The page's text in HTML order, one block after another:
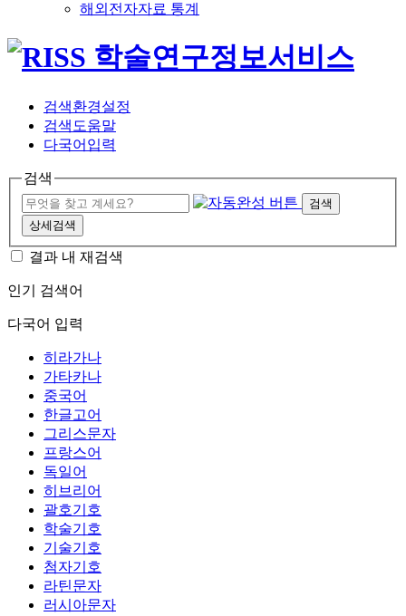
해외전자자료 통계
검색환경설정
검색도움말
다국어입력
검색
검색
상세검색
결과 내 재검색
인기 검색어
다국어 입력
히라가나
가타카나
중국어
한글고어
그리스문자
프랑스어
독일어
히브리어
괄호기호
학술기호
기술기호
첨자기호
라틴문자
러시아문자